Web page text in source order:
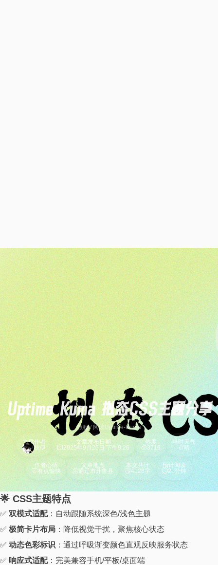
Uptime Kuma 拟态CSS主题分享
教程/ 阅读Uptime-Kuma
文章作者
狄伊
文章发布日期
2025年9月25日 下午9:26
热度
3716
当时天气
晴
作者心情
有点愉快
文章地点
通辽市开鲁县
本文共计
4128字
预计阅读
21分钟
🌟 CSS主题特点
✅ 双模式适配：自动跟随系统深色/浅色主题
✅ 极简卡片布局 ：降低视觉干扰，聚焦核心状态
✅ 动态色彩标识 ：通过呼吸渐变颜色直观反映服务状态
✅ 响应式适配：完美兼容手机/平板/桌面端